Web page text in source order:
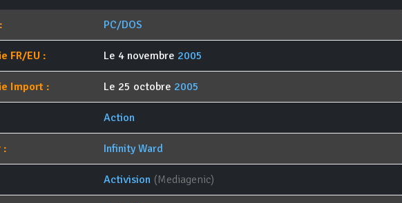
PC/DOS
FR/EU : Le 4 novembre 2005
Import : Le 25 octobre 2005
Action
: Infinity Ward
Activision (Mediagenic)